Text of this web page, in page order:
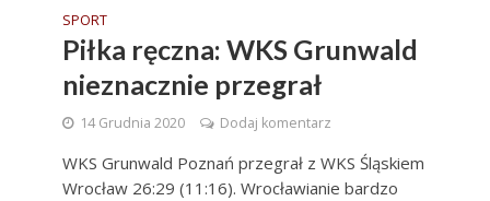
SPORT
Piłka ręczna: WKS Grunwald
nieznacznie przegrał
14 Grudnia 2020 Dodaj komentarz
WKS Grunwald Poznań przegrał z WKS Śląskiem
Wrocław 26:29 (11:16). Wrocławianie bardzo